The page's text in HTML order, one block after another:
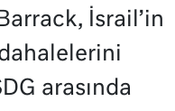
İsrail’in
arasında